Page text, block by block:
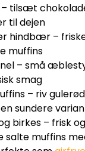
– tilsæt
til dejen
hindbær –
muffins
– små
smag
– riv
sundere
birkes – frisk
salte muffins